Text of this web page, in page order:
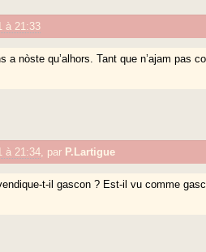
à 21:33
a nòste qu’alhors. Tant que n’ajam pas
à 21:34 par P.Lartigue
t-il gascon ? Est-il vu comme